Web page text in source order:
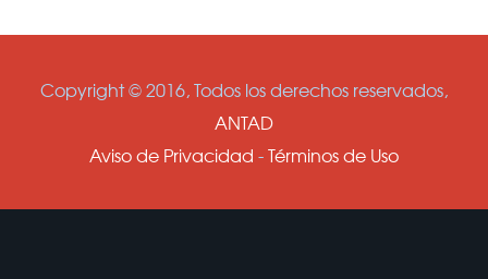
Copyright © 2016, Todos los derechos reservados,
ANTAD
Aviso de Privacidad -Términos de Uso